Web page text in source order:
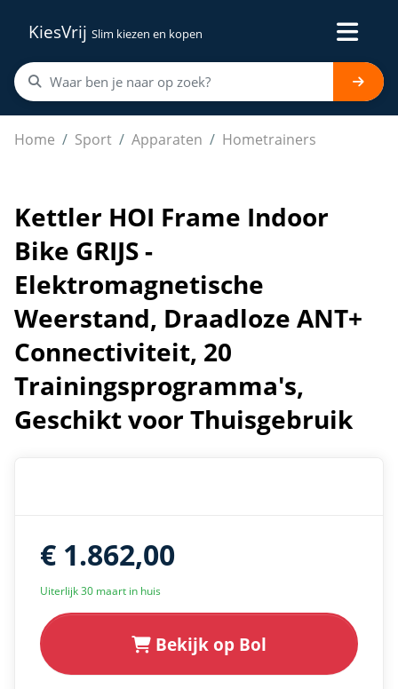
KiesVrij Slim kiezen en kopen
Home Sport Apparaten Hometrainers
Kettler HOI Frame Indoor Bike GRIJS -
Kettler HOI Frame Indoor
Bike GRIJS -
Elektromagnetische
Weerstand, Draadloze ANT+
Connectiviteit, 20
Trainingsprogramma's,
Geschikt voor Thuisgebruik
€ 1.862,00
Uiterlijk 30 maart in huis
Bekijk op Bol